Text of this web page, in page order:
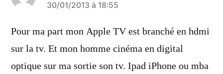
a
dit :
30/01/2013 à 18:55
Pour ma part mon Apple TV est branché en hdmi
sur la tv. Et mon homme cinéma en digital
optique sur ma sortie son tv. Ipad iPhone ou mba